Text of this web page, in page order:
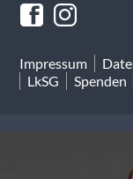
Impressum
LkSG
Spenden